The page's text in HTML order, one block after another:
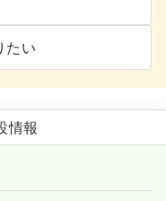
たい
情報